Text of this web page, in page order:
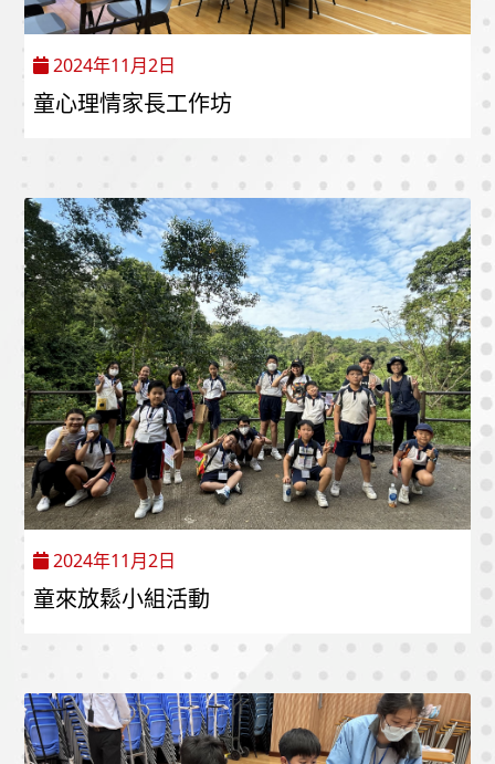
2024年11月2日
童心理情家長工作坊
2024年11月2日
童來放鬆小組活動